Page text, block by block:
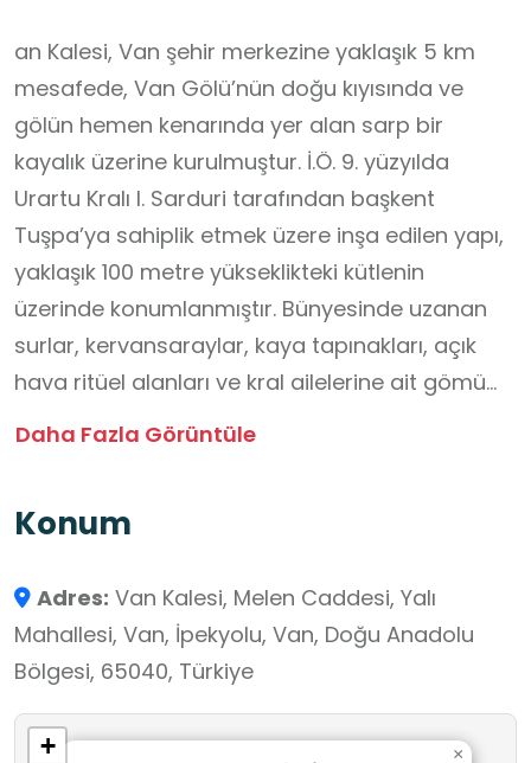
an Kalesi, Van şehir merkezine yaklaşık 5 km
mesafede, Van Gölü’nün doğu kıyısında ve
gölün hemen kenarında yer alan sarp bir
kayalık üzerine kurulmuştur. İ.Ö. 9. yüzyılda
Urartu Kralı I. Sarduri tarafından başkent
Tuşpa’ya sahiplik etmek üzere inşa edilen yapı,
yaklaşık 100 metre yükseklikteki kütlenin
üzerinde konumlanmıştır. Bünyesinde uzanan
surlar, kervansaraylar, kaya tapınakları, açık
hava ritüel alanları ve kral ailelerine ait gömü
odaları barındıran kale, Urartu döneminden
müdahalelerine sahne olmuştur. Kale yapısında
dinsel tören alanı olarak kullanılan Analı‑Kız
tapınağı bulunmaktadır. 1915–1916 yıllarında Rus
arkeologlar tarafından gerçekleştirilen
kazılarda keşfedilen yazıtlar ve plan çizimleriyle
belgelenen bu stratejik merkez, duvarlarındaki
Daha Fazla Görüntüle
Konum
Adres: Van Kalesi, Melen Caddesi, Yalı
Mahallesi, Van, İpekyolu, Van, Doğu Anadolu
Bölgesi, 65040, Türkiye
×
+